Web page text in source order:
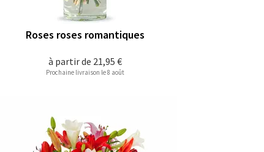
à partir de 21,95 €
Roses roses romantiques
Prochaine livraison le 8 août